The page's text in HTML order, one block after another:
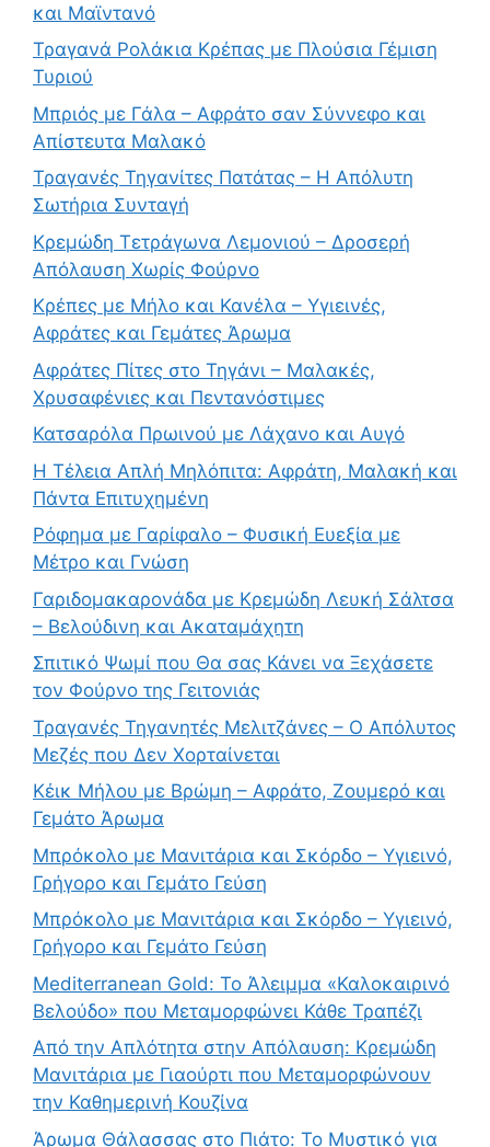
και Μαϊντανό
Τραγανά Ρολάκια Κρέπας με Πλούσια Γέμιση
Τυριού
Μπριός με Γάλα – Αφράτο σαν Σύννεφο και
Απίστευτα Μαλακό
Τραγανές Τηγανίτες Πατάτας – Η Απόλυτη
Σωτήρια Συνταγή
Κρεμώδη Τετράγωνα Λεμονιού – Δροσερή
Απόλαυση Χωρίς Φούρνο
Κρέπες με Μήλο και Κανέλα – Υγιεινές,
Αφράτες και Γεμάτες Άρωμα
Αφράτες Πίτες στο Τηγάνι – Μαλακές,
Χρυσαφένιες και Πεντανόστιμες
Κατσαρόλα Πρωινού με Λάχανο και Αυγό
Η Τέλεια Απλή Μηλόπιτα: Αφράτη, Μαλακή και
Πάντα Επιτυχημένη
Ρόφημα με Γαρίφαλο – Φυσική Ευεξία με
Μέτρο και Γνώση
Γαριδομακαρονάδα με Κρεμώδη Λευκή Σάλτσα
– Βελούδινη και Ακαταμάχητη
Σπιτικό Ψωμί που Θα σας Κάνει να Ξεχάσετε
τον Φούρνο της Γειτονιάς
Τραγανές Τηγανητές Μελιτζάνες – Ο Απόλυτος
Μεζές που Δεν Χορταίνεται
Κέικ Μήλου με Βρώμη – Αφράτο, Ζουμερό και
Γεμάτο Άρωμα
Μπρόκολο με Μανιτάρια και Σκόρδο – Υγιεινό,
Γρήγορο και Γεμάτο Γεύση
Μπρόκολο με Μανιτάρια και Σκόρδο – Υγιεινό,
Γρήγορο και Γεμάτο Γεύση
Mediterranean Gold: Το Άλειμμα «Καλοκαιρινό
Βελούδο» που Μεταμορφώνει Κάθε Τραπέζι
Από την Απλότητα στην Απόλαυση: Κρεμώδη
Μανιτάρια με Γιαούρτι που Μεταμορφώνουν
την Καθημερινή Κουζίνα
Άρωμα Θάλασσας στο Πιάτο: Το Μυστικό για